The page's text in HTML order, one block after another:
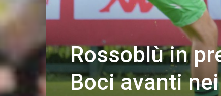
Rossoblù in
Boci avanti